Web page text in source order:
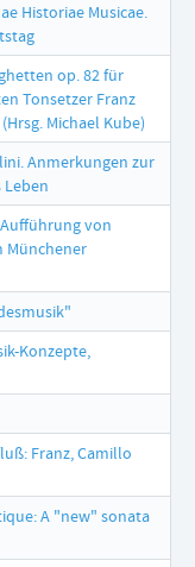
Historiae Musicae.
op. 82 für
Tonsetzer Franz
Michael Kube)
Anmerkungen zur
von
Münchener
Konzepte,
Franz, Camillo
A "new" sonata